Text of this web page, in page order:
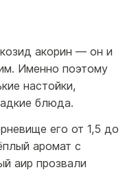
акорин — он и
Именно поэтому
настойки,
блюда.
его от 1,5 до
аромат с
аир прозвали